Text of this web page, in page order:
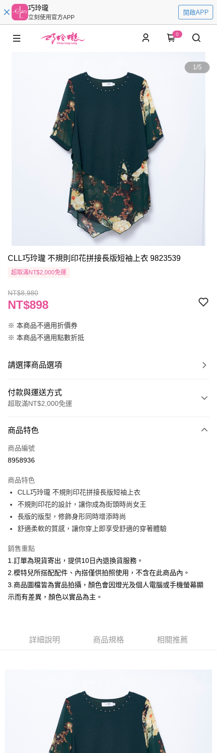
巧玲瓏
立刻使用官方APP
開啟APP
0
1/5
CLL巧玲瓏 不規則印花拼接長版短袖上衣 9823539
超取滿NT$2,000免運
NT$8,980
NT$898
※ 本商品不適用折價券
※ 本商品不適用點數折抵
請選擇商品選項
付款與運送方式
超取滿NT$2,000免運
信用卡一次付款
信用卡分期付款
合作金庫商業銀行
華南商業銀行
彰化商業銀行
上海商業儲蓄銀行
台北富邦商業銀行
國泰世華商業銀行
兆豐國際商業銀行
臺灣中小企業銀行
台中商業銀行
聯邦商業銀行
元大商業銀行
永豐商業銀行
台新國際商業銀行
中國信託商業銀行
台灣樂天信用卡公司
超商取貨付款
LINE Pay
Apple Pay
悠遊付
Google Pay
大哥付你分期
2.付款方式選擇「大哥付你分期」，訂單成立後會自動跳轉到大哥付的交易
流程，驗證手機門號後，選擇欲分期的期數、繳款截止日，確認付款後即完
1.分期款項不併入電信帳單，「大哥付你分期」於每月結算日後寄送繳費提
2.透過簡訊連結打開帳單後，可選擇「超商條碼／台灣大直營門市／銀行轉
帳／街口支付／iPASS MONEY」等通路繳費。
相關說明
３．安心：先確認商品／服務後，再付款。
【「AFTEE先享後付」結帳流程】
１．於結帳方式選擇「AFTEE先享後付」後，將跳轉至「AFTEE先享後付」
結帳頁面，進行簡訊認證並確認金額後，即可完成結帳。
２．訂單成立數日內，您將收到繳費通知簡訊。
３．收到繳費通知簡訊後14天內，點擊此簡訊中的連結，可透過四大超商／
每筆NT$120，滿NT$2,000(含以上)免運費
每筆NT$120，滿NT$2,000(含以上)免運費
商品特色
商品編號
8958936
商品特色
CLL巧玲瓏 不規則印花拼接長版短袖上衣
不規則印花的設計，讓你成為街頭時尚女王
長版的版型，修飾身形同時增添時尚
舒適柔軟的質感，讓你穿上即享受舒適的穿著體驗
銷售重點
1.訂單為現貨寄出，提供10日內退換貨服務。
2.模特兒所搭配配件、內搭僅供拍照使用，不含在此商品內。
3.商品圖檔皆為實品拍攝，顏色會因燈光及個人電腦或手機螢幕顯
示而有差異，顏色以實品為主。
詳細說明 商品規格 相關推薦